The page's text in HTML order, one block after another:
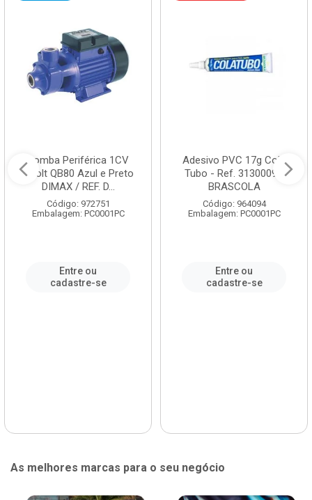
Bomba Periférica 1CV
Bivolt QB80 Azul e Preto
DIMAX / REF. D...
Código: 972751
Embalagem: PC0001PC
Entre ou
cadastre-se
Adesivo PVC 17g Cola
Tubo - Ref. 3130009 -
BRASCOLA
Código: 964094
Embalagem: PC0001PC
Entre ou
cadastre-se
As melhores marcas para o seu negócio